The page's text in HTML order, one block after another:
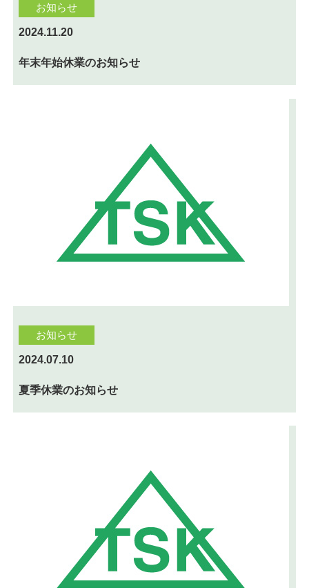
お知らせ
2024.11.20
年末年始休業のお知らせ
お知らせ
2024.07.10
夏季休業のお知らせ